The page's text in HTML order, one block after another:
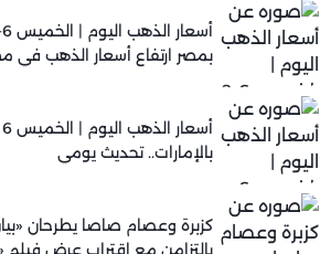
بمصر ارتفاع أسعار الذهب في
بالإمارات.. تحديث يومي
كزبرة وعصام صاصا يطرحان
بالتزامن مع اقتراب عرض